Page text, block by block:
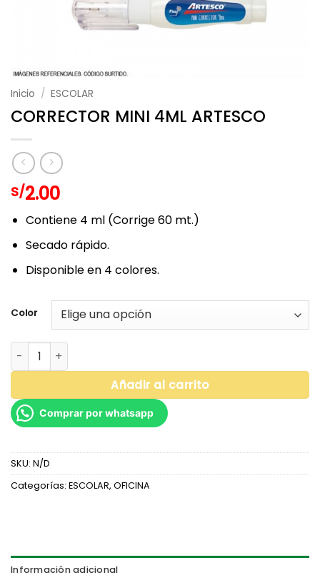
Inicio / ESCOLAR
CORRECTOR MINI 4ML ARTESCO
S/2.00
Contiene 4 ml (Corrige 60 mt.)
Secado rápido.
Disponible en 4 colores.
Color
CORRECTOR MINI 4ML ARTESCO cantidad
Añadir al carrito
Comprar por whatsapp
SKU: N/D
Categorías: ESCOLAR, OFICINA
Información adicional